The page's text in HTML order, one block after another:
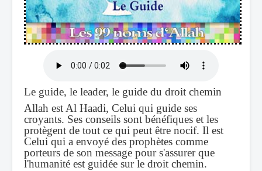
Le guide, le leader, le guide du droit chemin
Allah est Al Haadi, Celui qui guide ses
croyants. Ses conseils sont bénéfiques et les
protègent de tout ce qui peut être nocif. Il est
Celui qui a envoyé des prophètes comme
porteurs de son message pour s'assurer que
l'humanité est guidée sur le droit chemin.